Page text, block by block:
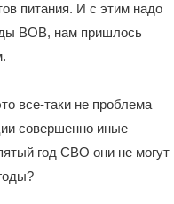
питания. И с этим надо
ВОВ, нам пришлось
все-таки не проблема
совершенно иные
год СВО они не могут